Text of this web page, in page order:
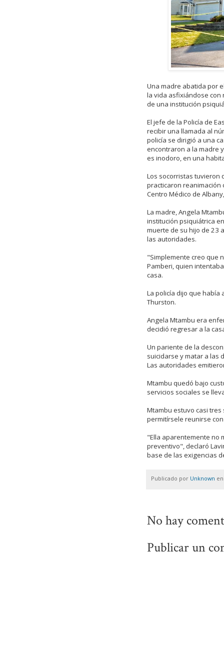
Una madre abatida por
la vida asfixiándose con
de una institución
El jefe de la Policía de
recibir una llamada al
policía se dirigió a una
encontraron a la madre
es inodoro, en una
Los socorristas tuvieron
practicaron reanimación
Centro Médico de
La madre, Angela
institución psiquiátrica
muerte de su hijo de 23
las autoridades.
"Simplemente creo que
Pamberi, quien
casa.
La policía dijo que había
Thurston.
Angela Mtambu era
decidió regresar a la
Un pariente de la
suicidarse y matar a las
Las autoridades
Mtambu quedó bajo
servicios sociales se
Mtambu estuvo casi
permitírsele reunirse
"Ella aparentemente no
preventivo", declaró
base de las exigencias
Publicado por Unknown
No hay
Publicar un